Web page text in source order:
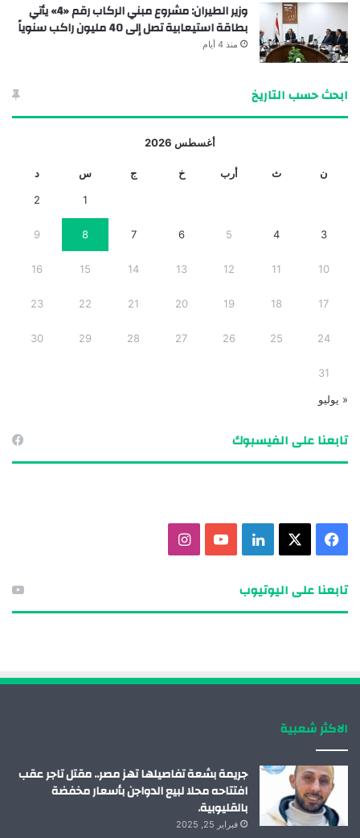
وزير الطيران: مشروع مبني الركاب رقم «4» يأتي
بطاقة استيعابية تصل إلى 40 مليون راكب سنوياً
منذ 4 أيام
ابحث حسب التاريخ
أغسطس 2026
ن ث أرب خ ج س د
1
2
3
4
5
6
7
8
9
10
11
12
13
14
15
16
17
18
19
20
21
22
23
24
25
26
27
28
29
30
31
« يوليو
تابعنا على الفيسبوك
م
تابعنا على اليوتيوب
الاكثر شعبية
جريمة بشعة تفاصيلها تهز مصر.. مقتل تاجر عقب
افتتاحه محلا لبيع الدواجن بأسعار مخفضة
بالقليوبية.
فبراير 25, 2025